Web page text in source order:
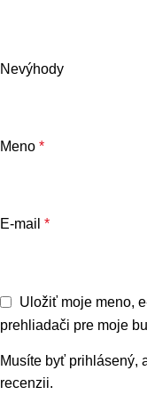
Nevýhody
Meno *
E-mail *
Uložiť moje meno,
prehliadači pre moje
Musíte byť prihlásený,
recenzii.